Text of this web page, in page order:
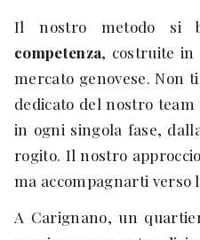
Il nostro metodo si
competenza, costruite in
mercato genovese. Non
dedicato del nostro
in ogni singola fase,
rogito. Il nostro
ma accompagnarti verso
A Carignano, un